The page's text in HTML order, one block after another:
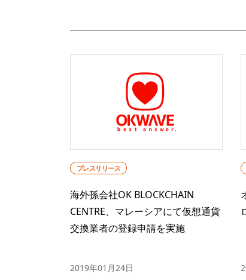
プレスリリース
海外孫会社OK BLOCKCHAIN
CENTRE、マレーシアにて仮想通貨
交換業者の登録申請を実施
2019年01月24日